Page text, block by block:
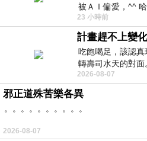
被ＡＩ偏愛，^^ 哈
23 小時前
吃飽喝足，該認
轉壽司水天的對
2026-08-07
邪正道殊苦樂各異
。。。。。。。。。。
2026-08-07